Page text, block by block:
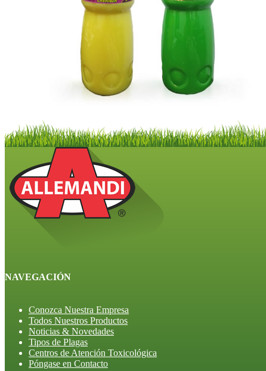
NAVEGACIÓN
Conozca Nuestra Empresa
Todos Nuestros Productos
Noticias & Novedades
Tipos de Plagas
Centros de Atención Toxicológica
Póngase en Contacto